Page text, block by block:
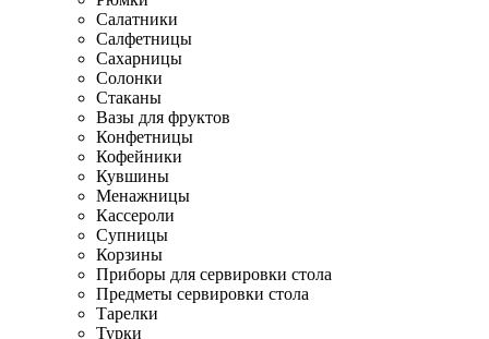
Салатники
Салфетницы
Сахарницы
Солонки
Стаканы
Вазы для фруктов
Конфетницы
Кофейники
Кувшины
Менажницы
Кассероли
Супницы
Корзины
Приборы для сервировки стола
Предметы сервировки стола
Тарелки
Турки